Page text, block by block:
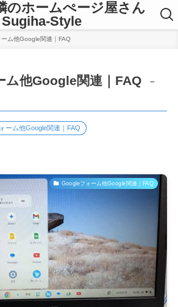
のホームぺージ屋さん
Sugiha-Style
ム他Google関連｜FAQ
ム他Google関連｜FAQ
–
ーム他Google関連｜FAQ
Googleフォーム他Google関連｜FAQ